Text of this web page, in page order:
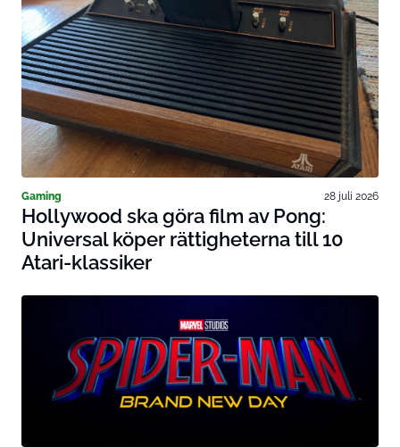
Gaming 28 juli 2026
Hollywood ska göra film av Pong:
Universal köper rättigheterna till 10
Atari-klassiker